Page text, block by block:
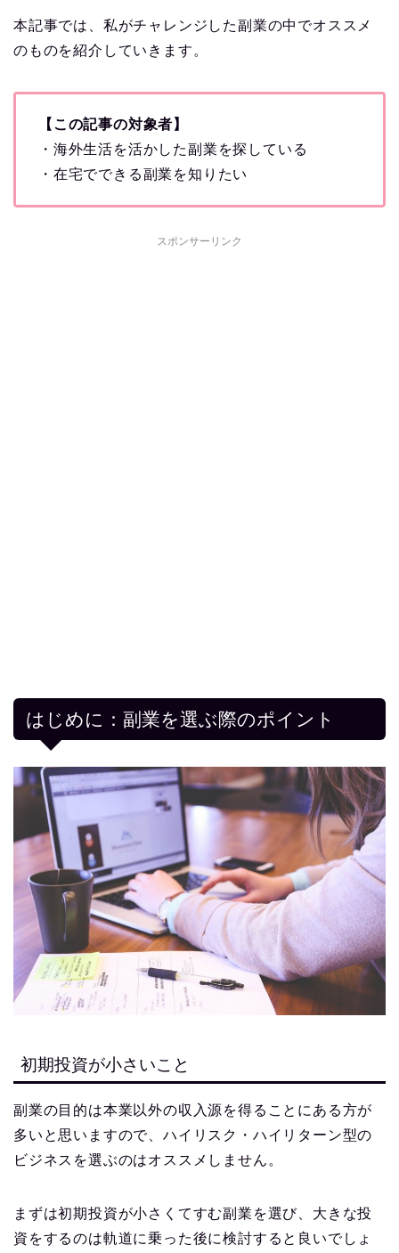
本記事では、私がチャレンジした副業の中でオススメ
のものを紹介していきます。
【この記事の対象者】
・海外生活を活かした副業を探している
・在宅でできる副業を知りたい
スポンサーリンク
はじめに：副業を選ぶ際のポイント
初期投資が小さいこと
副業の目的は本業以外の収入源を得ることにある方が
多いと思いますので、ハイリスク・ハイリターン型の
ビジネスを選ぶのはオススメしません。
まずは初期投資が小さくてすむ副業を選び、大きな投
資をするのは軌道に乗った後に検討すると良いでしょ